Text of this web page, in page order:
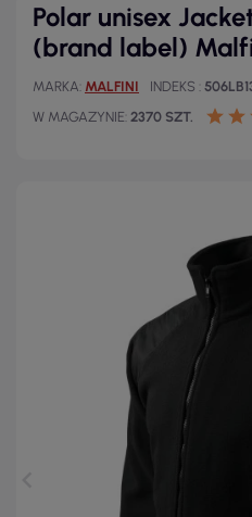
Polar unisex
(brand label)
MARKA MALFINI INDEKS
W MAGAZYNIE 2370 SZT.